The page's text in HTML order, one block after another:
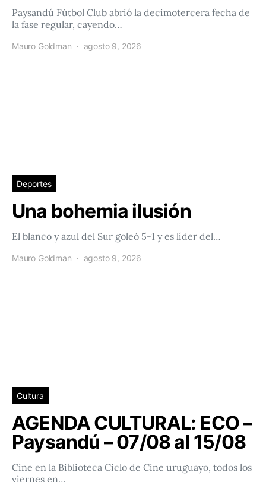
Paysandú Fútbol Club abrió la decimotercera fecha de
la fase regular, cayendo…
Mauro Goldman agosto 9, 2026
Deportes
Una bohemia ilusión
El blanco y azul del Sur goleó 5-1 y es líder del…
Mauro Goldman agosto 9, 2026
Cultura
AGENDA CULTURAL: ECO –
Paysandú – 07/08 al 15/08
Cine en la Biblioteca Ciclo de Cine uruguayo, todos los
viernes en…